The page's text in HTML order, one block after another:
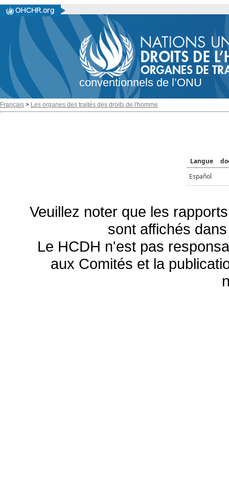
conventionnels de l’ONU
Français > Les organes des traités des droits de l'homme
Langue
Español
Veuillez noter que les
sont affichés
Le HCDH n'est pas
aux Comités et la